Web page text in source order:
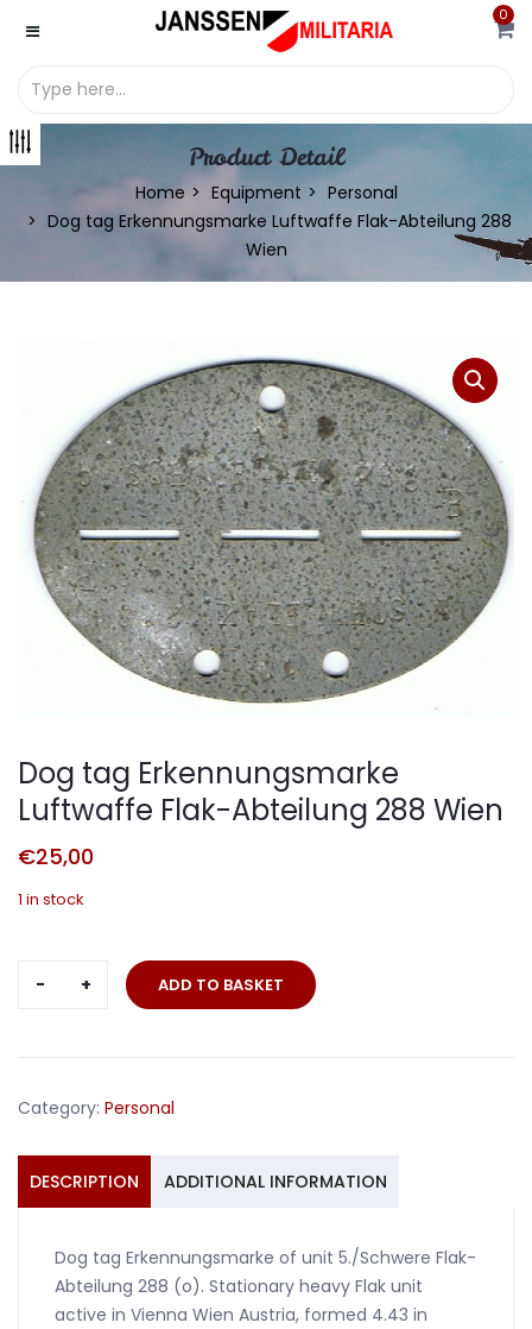
0
Product Detail
Home Equipment
Personal
Dog tag Erkennungsmarke Luftwaffe Flak-Abteilung 288
Wien
Dog tag Erkennungsmarke
Luftwaffe Flak-Abteilung 288 Wien
€25,00
1 in stock
Dog
Abteilung
Wien
quantity
ADD TO BASKET
Category: Personal
DESCRIPTION ADDITIONAL INFORMATION
Dog tag Erkennungsmarke of unit 5./Schwere Flak-
Abteilung 288 (o). Stationary heavy Flak unit
active in Vienna Wien Austria, formed 4.43 in